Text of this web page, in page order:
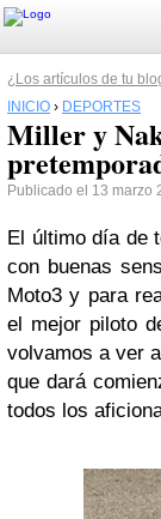
¿Los artículos de tu
INICIO › DEPORTES
Miller y
Publicado el 13 marzo
El último día de
con buenas
Moto3 y para
el mejor piloto
volvamos a ver
que dará
todos los